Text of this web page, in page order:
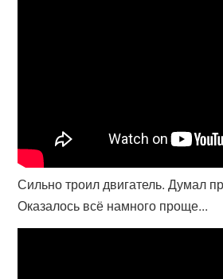
Сильно троил двигатель. Думал
Оказалось всё намного проще...